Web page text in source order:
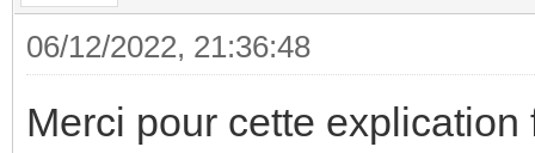
06/12/2022, 21:36:48
Merci pour cette explication